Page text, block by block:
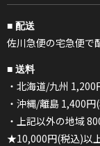
■ 配送
佐川急便の宅急便で
■ 送料
・北海道/九州 1,200
・沖縄/離島 1,400円
・上記以外の地域
★10,000円(税込)以